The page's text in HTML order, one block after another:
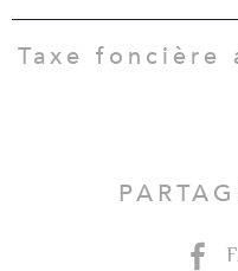
Taxe foncière